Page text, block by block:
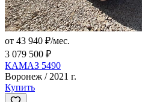
от 43 940 ₽/мес.
3 079 500 ₽
КАМАЗ 5490
Воронеж / 2021 г.
Купить